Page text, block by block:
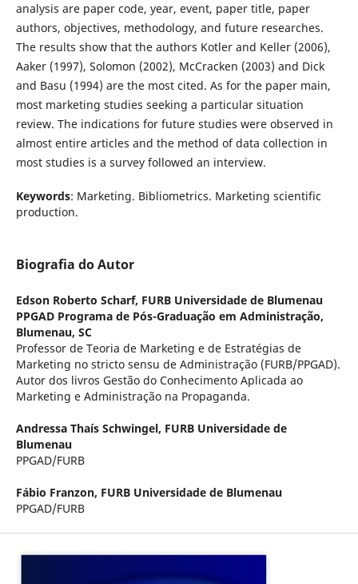
analysis are paper code, year, event, paper title, paper
authors, objectives, methodology, and future researches.
The results show that the authors Kotler and Keller (2006),
Aaker (1997), Solomon (2002), McCracken (2003) and Dick
and Basu (1994) are the most cited. As for the paper main,
most marketing studies seeking a particular situation
review. The indications for future studies were observed in
almost entire articles and the method of data collection in
most studies is a survey followed an interview.
Keywords: Marketing. Bibliometrics. Marketing scientific
production.
Biografia do Autor
Edson Roberto Scharf, FURB Universidade de Blumenau
PPGAD Programa de Pós-Graduação em Administração,
Blumenau, SC
Professor de Teoria de Marketing e de Estratégias de
Marketing no stricto sensu de Administração (FURB/PPGAD).
Autor dos livros Gestão do Conhecimento Aplicada ao
Marketing e Administração na Propaganda.
Andressa Thaís Schwingel, FURB Universidade de
Blumenau
PPGAD/FURB
Fábio Franzon, FURB Universidade de Blumenau
PPGAD/FURB